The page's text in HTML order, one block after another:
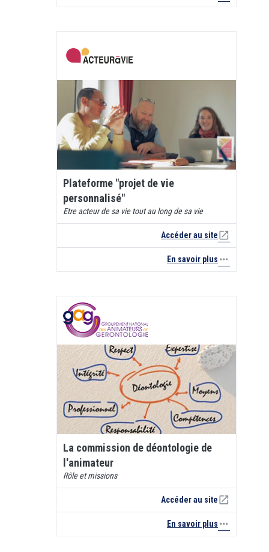
Plateforme "projet de vie
personnalisé"
Etre acteur de sa vie tout au long de sa vie
Accéder au siteopen_in_new
En savoir plus more_horiz
La commission de déontologie de
l'animateur
Rôle et missions
Accéder au siteopen_in_new
En savoir plus more_horiz